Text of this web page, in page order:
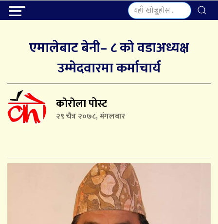
एमालेबाट बेनी– ८ को वडाअध्यक्ष
उम्मेदवारमा कर्माचार्य
काेराेला पोस्ट
२९ चैत्र २०७८, मंगलबार